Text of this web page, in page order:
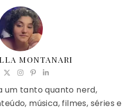
MONTANARI
um tanto quanto nerd,
música, filmes, séries e